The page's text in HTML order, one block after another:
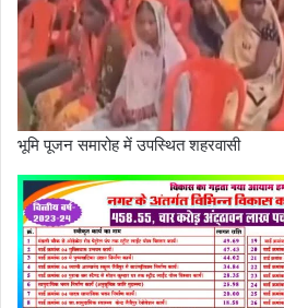
भूमि पूजन समारोह में उपस्थित शहरवासी